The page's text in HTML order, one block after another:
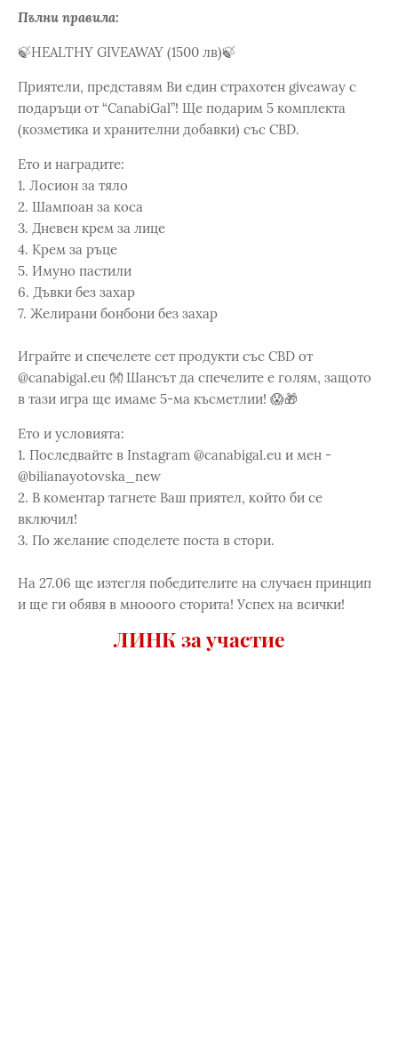
Пълни правила:
🍃HEALTHY GIVEAWAY (1500 лв)🍃
Приятели, представям Ви един страхотен giveaway с
подаръци от “CanabiGal”! Ще подарим 5 комплекта
(козметика и хранителни добавки) със CBD.
Ето и наградите:
1. Лосион за тяло
2. Шампоан за коса
3. Дневен крем за лице
4. Крем за ръце
5. Имуно пастили
6. Дъвки без захар
7. Желирани бонбони без захар
Играйте и спечелете сет продукти със CBD от
@canabigal.eu 👐 Шансът да спечелите е голям, защото
в тази игра ще имаме 5-ма късметлии! 😱🎁
Ето и условията:
1. Последвайте в Instagram @canabigal.eu и мен -
@bilianayotovska_new
2. В коментар тагнете Ваш приятел, който би се
включил!
3. По желание споделете поста в стори.
На 27.06 ще изтегля победителите на случаен принцип
и ще ги обявя в мнооого сторита! Успех на всички!
ЛИНК за участие